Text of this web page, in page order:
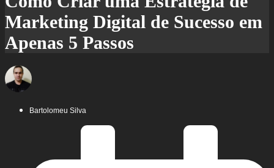
Marketing Digital de Sucesso em
Apenas 5 Passos
Bartolomeu Silva